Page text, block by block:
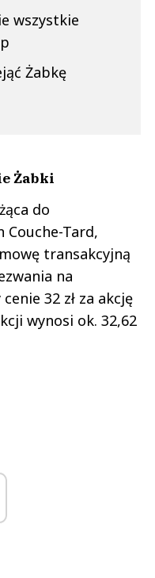
wszystkie
Żabkę
Żabki
do
Tard,
transakcyjną
na
32 zł za akcję
wynosi ok. 32,62